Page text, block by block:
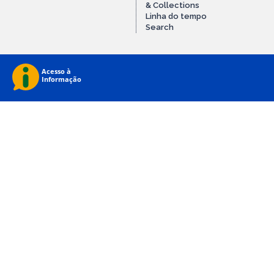
& Collections
Linha do tempo
Search